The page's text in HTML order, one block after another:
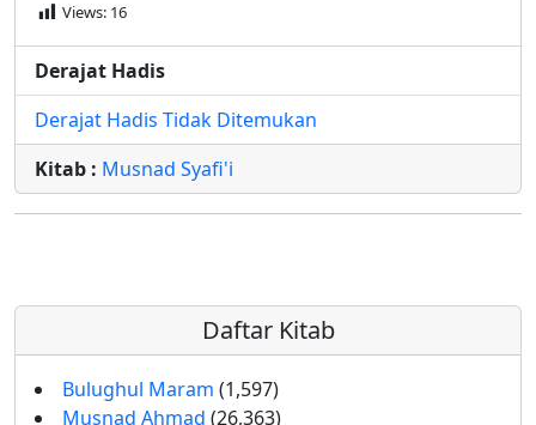
Views: 16
Derajat Hadis
Derajat Hadis Tidak Ditemukan
Kitab : Musnad Syafi'i
Daftar Kitab
Bulughul Maram (1,597)
Musnad Ahmad (26,363)